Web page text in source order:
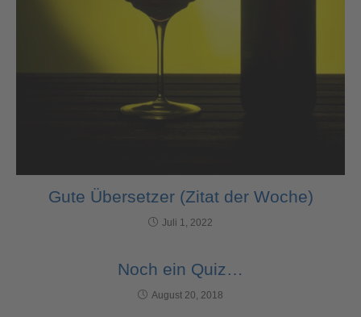
Gute Übersetzer (Zitat der Woche)
Juli 1, 2022
Noch ein Quiz…
August 20, 2018